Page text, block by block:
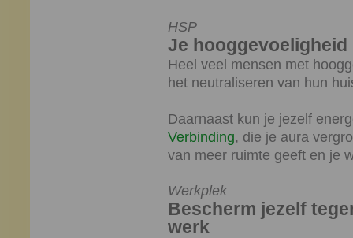
HSP
Je
Heel veel mensen met
het neutraliseren van hun
Daarnaast kun je jezelf
Verbinding, die je aura
van meer ruimte geeft en je
Werkplek
Bescherm jezelf
werk